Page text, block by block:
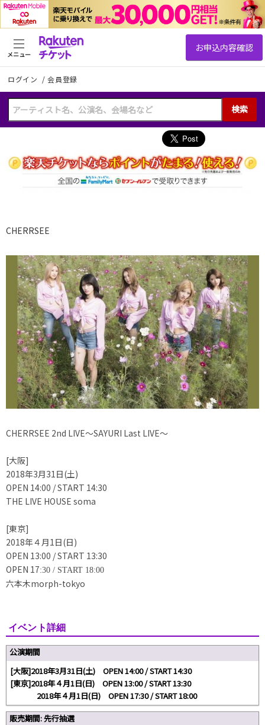
ログイン /会員登録
検索
メニュー
CHERRSEE
CHERRSEE 2nd LIVE～SAYURI Last LIVE～
[大阪]
2018年3月31日(土)
OPEN 14:00 / START 14:30
THE LIVE HOUSE soma
[東京]
2018年４月1日(日)
OPEN 13:00 / START 13:30
OPEN 17:30 / START 18:00
六本木morph-tokyo
イベント詳細
公演期間
[大阪]2018年3月31日(土) OPEN 14:00 / START 14:30
[東京]2018年４月1日(日) OPEN 13:00 / START 13:30
2018年４月1日(日) OPEN 17:30 / START 18:00
販売期間: 先行抽選